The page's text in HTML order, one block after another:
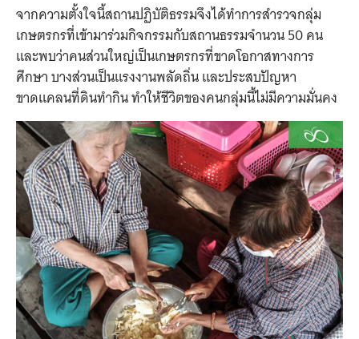
จากความตั้งใจนี้สถานปฏิบัติธรรมจึงได้ทำการสำรวจกลุ่ม
เกษตรกรที่เข้ามาร่วมกิจกรรมกับสถานธรรมจำนวน 50 คน
และพบว่าคนส่วนใหญ่เป็นเกษตรกรที่ขาดโอกาสทางการ
ศึกษา บางส่วนเป็นแรงงานพลัดถิ่น และประสบปัญหา
ขาดแคลนที่ดินทำกิน ทำให้ชีวิตของคนกลุ่มนี้ไม่มีความมั่นคง